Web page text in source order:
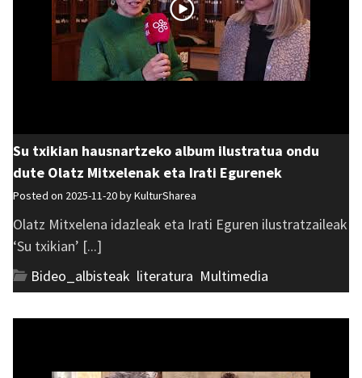
Su txikian hausnartzeko album ilustratua ondu
dute Olatz Mitxelenak eta Irati Egurenek
Posted on 2025-11-20 byKulturSharea
Olatz Mitxelena idazleak eta Irati Eguren ilustratzaileak
‘Su txikian’ [...]
Bideo_albisteak literatura Multimedia